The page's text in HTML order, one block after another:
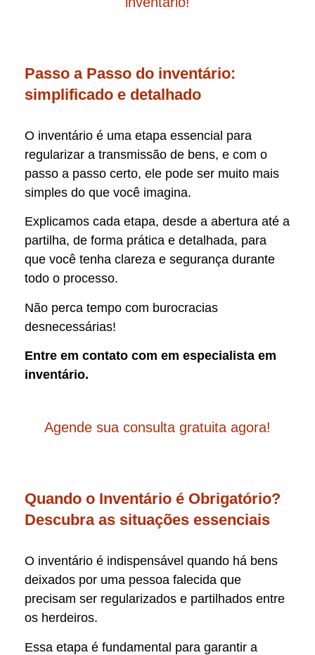
Passo a Passo do inventário:
simplificado e detalhado
O inventário é uma etapa essencial para
regularizar a transmissão de bens, e com o
passo a passo certo, ele pode ser muito mais
simples do que você imagina.
Explicamos cada etapa, desde a abertura até a
partilha, de forma prática e detalhada, para
que você tenha clareza e segurança durante
todo o processo.
Não perca tempo com burocracias
desnecessárias!
Entre em contato com em especialista em
inventário.
Agende sua consulta gratuita agora!
Quando o Inventário é Obrigatório?
Descubra as situações essenciais
O inventário é indispensável quando há bens
deixados por uma pessoa falecida que
precisam ser regularizados e partilhados entre
os herdeiros.
Essa etapa é fundamental para garantir a